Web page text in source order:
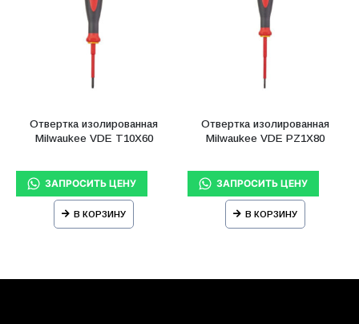
Отвертка изолированная
Milwaukee VDE T10X60
В КОРЗИНУ
Отвертка изолированная
Milwaukee VDE PZ1X80
В КОРЗИНУ